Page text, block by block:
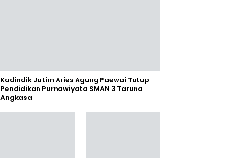
Kadindik Jatim Aries Agung Paewai Tutup
Pendidikan Purnawiyata SMAN 3 Taruna
Angkasa